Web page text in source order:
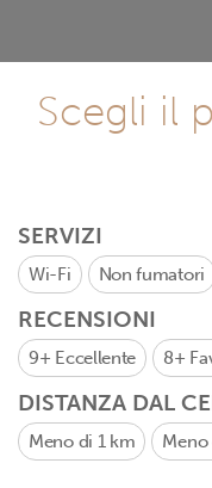
Scegli il
SERVIZI
Wi-Fi Non fumatori
RECENSIONI
9+ Eccellente 8+
DISTANZA DAL
Meno di 1 km